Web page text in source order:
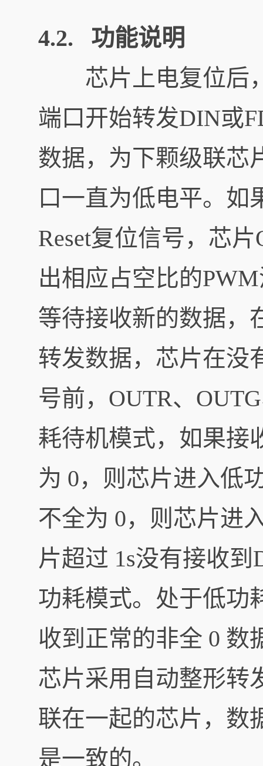
4.2. 功能说明
芯片上电复位后，
端口开始转发DIN或
数据，为下颗级联芯
口一直为低电平。如
Reset复位信号，芯
出相应占空比的
等待接收新的数据，
转发数据，芯片在没
号前，OUTR、
耗待机模式，如果接
为 0，则芯片进入低
不全为 0，则芯片进
片超过 1s没有接收
功耗模式。处于低功
收到正常的非全 0 数
芯片采用自动整形转
联在一起的芯片，数
是一致的。